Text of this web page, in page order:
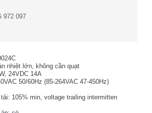
972 097
nhiệt lớn, không cần quạt
24VDC 14A
50/60Hz (85-264VAC 47-450Hz)
105% min, voltage trailing intermitten